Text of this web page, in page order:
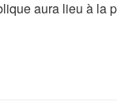
aura lieu à la